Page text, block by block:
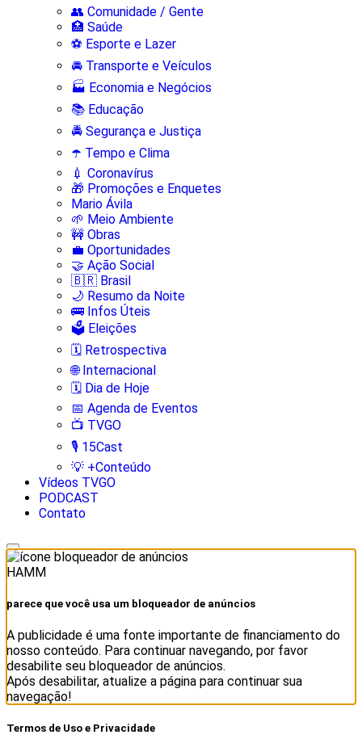
👥 Comunidade / Gente
🏥 Saúde
⚽ Esporte e Lazer
🚘 Transporte e Veículos
🏭 Economia e Negócios
📚 Educação
🚔 Segurança e Justiça
☂️ Tempo e Clima
💉 Coronavírus
🎁 Promoções e Enquetes
Mario Ávila
🌱 Meio Ambiente
🚧 Obras
💼 Oportunidades
🤝 Ação Social
🇧🇷 Brasil
🌙 Resumo da Noite
🚌 Infos Úteis
🗳️ Eleições
🗓️ Retrospectiva
🌐 Internacional
🗓️ Dia de Hoje
📅 Agenda de Eventos
📺 TVGO
🎙️ 15Cast
💡 +Conteúdo
Vídeos TVGO
PODCAST
Contato
HAMM
parece que você usa um bloqueador de anúncios
A publicidade é uma fonte importante de financiamento do
nosso conteúdo. Para continuar navegando, por favor
desabilite seu bloqueador de anúncios.
Após desabilitar, atualize a página para continuar sua
navegação!
Termos de Uso e Privacidade